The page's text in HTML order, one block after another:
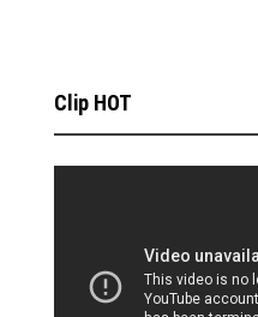
Clip HOT